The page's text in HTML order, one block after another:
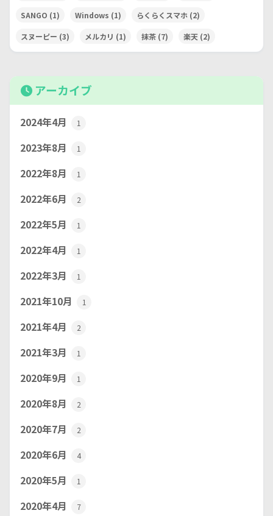
SANGO (1) Windows (1) らくらくスマホ (2)
スヌーピー (3) メルカリ (1) 抹茶 (7) 楽天 (2)
アーカイブ
2024年4月 1
2023年8月 1
2022年8月 1
2022年6月 2
2022年5月 1
2022年4月 1
2022年3月 1
2021年10月 1
2021年4月 2
2021年3月 1
2020年9月 1
2020年8月 2
2020年7月 2
2020年6月 4
2020年5月 1
2020年4月 7